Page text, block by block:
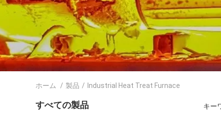
ホーム / 製品 / Industrial Heat Treat Furnace
すべての製品 キー